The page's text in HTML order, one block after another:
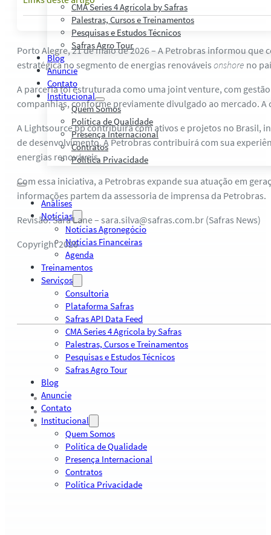
CMA Series 4 Agrícola by Safras
Palestras, Cursos e Treinamentos
Pesquisas e Estudos Técnicos
Safras Agro Tour
Blog
Anuncie
Contato
Institucional
Quem Somos
Política de Qualidade
Presença Internacional
Contratos
Política Privacidade
Análises
Notícias
Notícias Agronegócio
Notícias Financeiras
Agenda
Treinamentos
Serviços
Consultoria
Plataforma Safras
Safras API Data Feed
CMA Series 4 Agrícola by Safras
Palestras, Cursos e Treinamentos
Pesquisas e Estudos Técnicos
Safras Agro Tour
Blog
Anuncie
Contato
Institucional
Quem Somos
Política de Qualidade
Presença Internacional
Contratos
Política Privacidade
Porto Alegre, 21 de maio de 2026 – A Petrobras informou
estratégica no segmento de energias renováveis onshore no
A parceria foi estruturada como uma joint venture, com
companhias, conforme previamente divulgado ao mercado.
A Lightsource bp contribuirá com ativos e projetos no Brasil,
de desenvolvimento. A Petrobras contribuirá com sua
energias renováveis.
Com essa iniciativa, a Petrobras expande sua atuação em
informações partem da assessoria de imprensa da Petrobras.
Revisão: Sara Lane – sara.silva@safras.com.br (Safras News)
Copyright 2026